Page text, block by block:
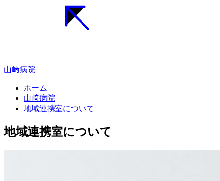
山﨑病院
ホーム
山﨑病院
地域連携室について
地域連携室について